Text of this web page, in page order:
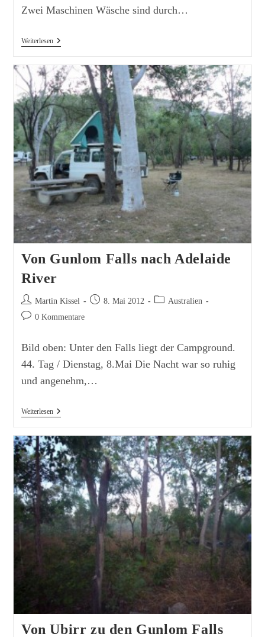
Zwei Maschinen Wäsche sind durch…
WeiterlesenVon
Zu
Den
Wangi
Falls
Von Gunlom Falls nach Adelaide
River
Beitrags-
Autor:
Martin Kissel
Beitrag8. Mai 2012
Beitrags-
Australien
Beitrags-0 Kommentare
Bild oben: Unter den Falls liegt der Campground.
44. Tag / Dienstag, 8.Mai Die Nacht war so ruhig
und angenehm,…
WeiterlesenVon
Nach
Adelaide
River
Von Ubirr zu den Gunlom Falls